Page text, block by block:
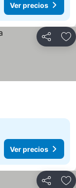
Ver precios
Compartir
Ver precios
Compartir